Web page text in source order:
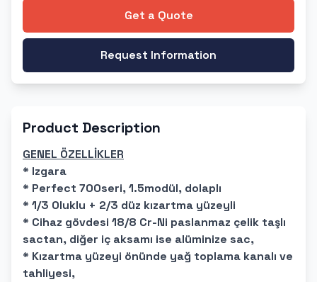
Get a Quote
Request Information
Product Description
GENEL ÖZELLİKLER
* Izgara
* Perfect 700seri, 1.5modül, dolaplı
* 1/3 Oluklu + 2/3 düz kızartma yüzeyli
* Cihaz gövdesi 18/8 Cr-Ni paslanmaz çelik taşlı
sactan, diğer iç aksamı ise alüminize sac,
* Kızartma yüzeyi önünde yağ toplama kanalı ve
tahliyesi,